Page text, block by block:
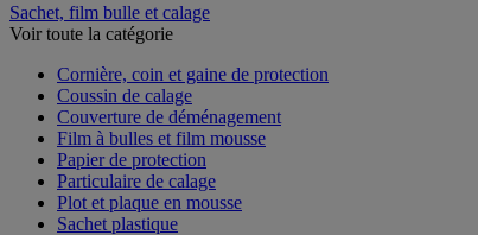
Sachet, film bulle et calage
Voir toute la catégorie
Cornière, coin et gaine de protection
Coussin de calage
Couverture de déménagement
Film à bulles et film mousse
Papier de protection
Particulaire de calage
Plot et plaque en mousse
Sachet plastique